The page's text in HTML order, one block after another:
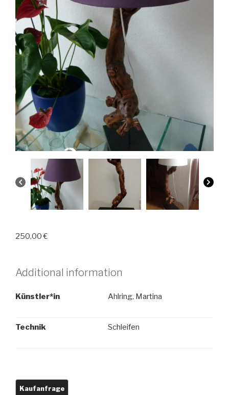
250,00€
Additional information
Künstler*in Ahlring, Martina
Technik Schleifen